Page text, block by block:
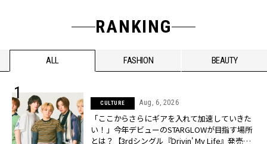
RANKING
ALL FASHION BEAUTY
CULTURE Aug, 6, 2026
「ここからさらにギアを入れて加速していきた
い！」今年デビューのSTARGLOWが目指す場所
とは？【3rdシングル『Drivin' My Life』発売】 |